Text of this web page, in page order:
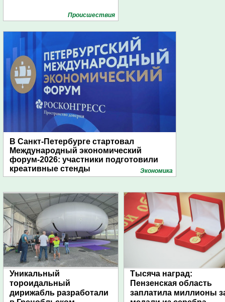
Проиcшествия
В Санкт-Петербурге стартовал
Международный экономический
форум-2026: участники подготовили
креативные стенды
Экономика
Уникальный
тороидальный
дирижабль разработали
Тысяча наград:
Пензенская область
заплатила миллионы